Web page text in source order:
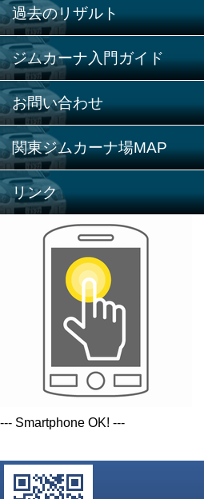
過去のリザルト
ジムカーナ入門ガイド
お問い合わせ
関東ジムカーナ場MAP
リンク
--- Smartphone OK! ---